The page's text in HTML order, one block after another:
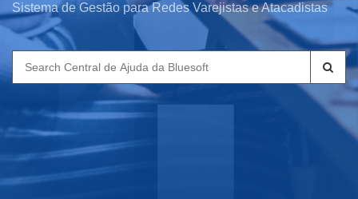
Sistema de Gestão para Redes Varejistas e Atacadistas
Search
for: